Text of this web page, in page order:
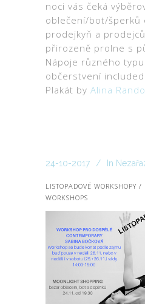
noci vás čeká
oblečení/bot/šperků
prodejkyň a
přirozeně prolne s
Nápoje různého
občerstvení
Plakát by Alina
24-10-2017 In
LISTOPADOVÉ WORKSHOPY /
WORKSHOPS